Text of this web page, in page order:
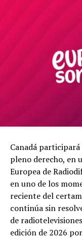
Canadá
pleno derecho, en
Europea de
en uno de los
reciente del
continúa sin
de
edición de 2026